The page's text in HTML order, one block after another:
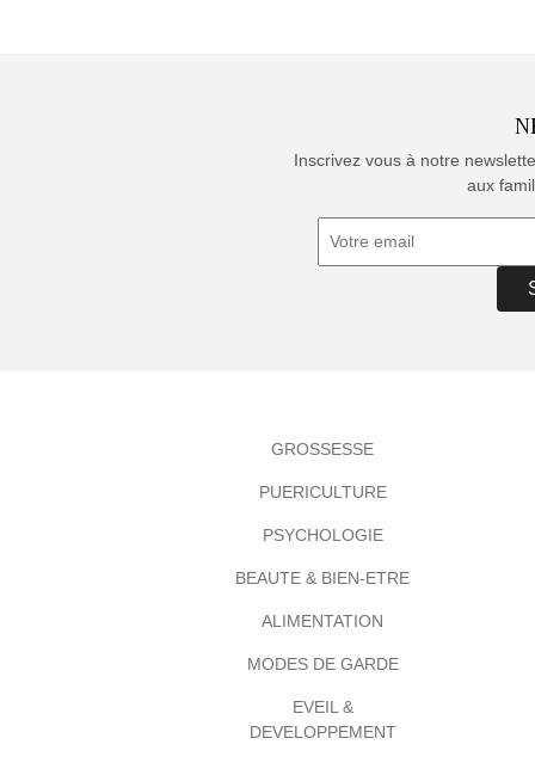
Inscrivez vous à notre
aux
GROSSESSE
PUERICULTURE
PSYCHOLOGIE
BEAUTE & BIEN-ETRE
ALIMENTATION
MODES DE GARDE
EVEIL &
DEVELOPPEMENT